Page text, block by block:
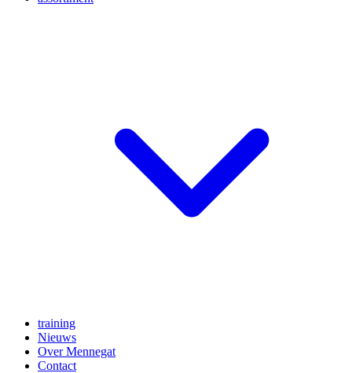
training
Nieuws
Over Mennegat
Contact